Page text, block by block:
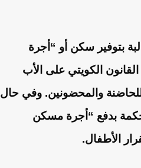
بتوفير سكن أو “أجرة
الكويتي على الأب
والمحضونين. وفي حال
بدفع “أجرة مسكن
الأطفال.